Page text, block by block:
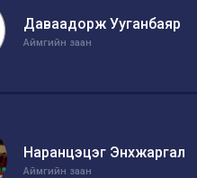
Даваадорж Ууганбаяр
Аймгийн заан
Наранцэцэг Энхжаргал
Аймгийн заан